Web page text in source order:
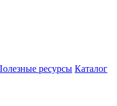
ресурсы Каталог